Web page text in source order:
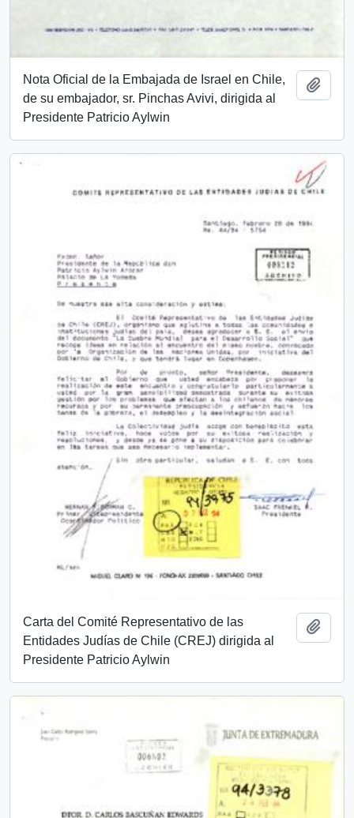
Nota Oficial de la Embajada de Israel en Chile,
de su embajador, sr. Pinchas Avivi, dirigida al
Presidente Patricio Aylwin
Carta del Comité Representativo de las
Entidades Judías de Chile (CREJ) dirigida al
Presidente Patricio Aylwin